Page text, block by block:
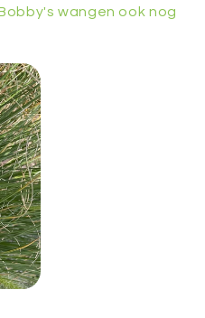
wangen ook nog